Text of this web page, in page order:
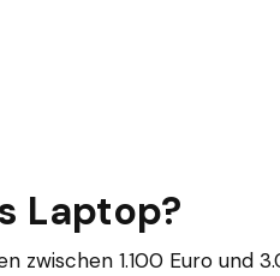
Laptop?
zwischen 1.100 Euro und